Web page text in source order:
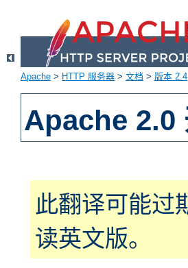
Apache > HTTP 服务器 > 文档 > 版本 2.4
Apache 2.0
此翻译可能过
读英文版。